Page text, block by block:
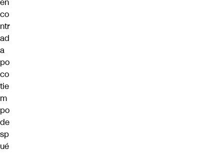
co
ntr
ad
a
po
co
tie
m
po
de
sp
ué